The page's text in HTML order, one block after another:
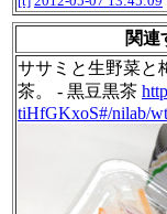
関連
ササミと生野菜と
茶。 - 黒豆黒茶
tiHfGKxoS#/nilab/